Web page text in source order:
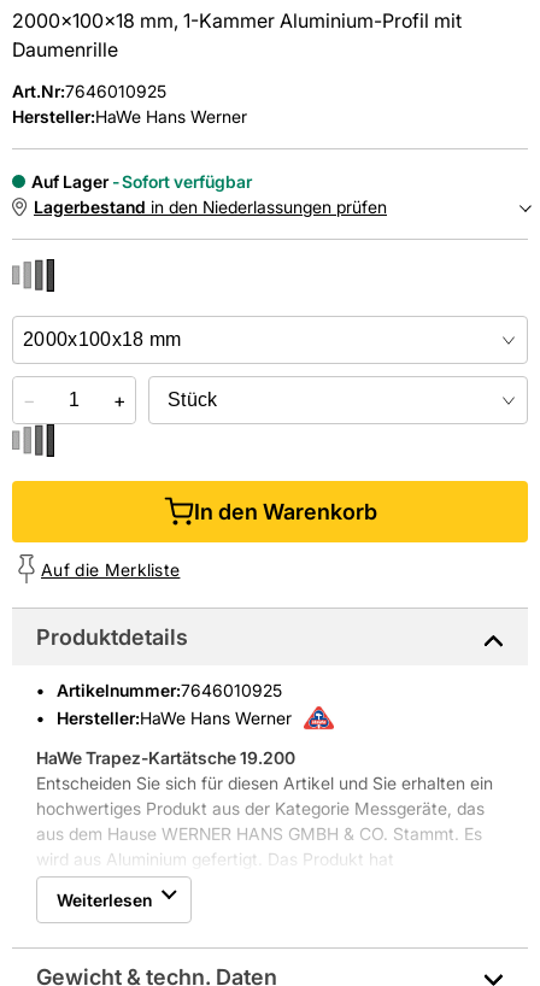
2000x100x18 mm, 1-Kammer Aluminium-Profil mit
Daumenrille
Art.Nr:7646010925
Hersteller:HaWe Hans Werner
Auf Lager
Sofort verfügbar
Lagerbestand in den Niederlassungen prüfen
Online kaufen &
− +
In den Warenkorb
Auf die Merkliste
Produktdetails
Artikelnummer:7646010925
Hersteller:HaWe Hans Werner
HaWe Trapez-Kartätsche 19.200
Entscheiden Sie sich für diesen Artikel und Sie erhalten ein
hochwertiges Produkt aus der Kategorie Messgeräte, das
aus dem Hause WERNER HANS GMBH & CO. Stammt. Es
wird aus Aluminium gefertigt. Das Produkt hat
Abmessungen von 200 cm x 10 cm x 1,8 cm. Die Farbe des
Artikels ist Silber.
Weiterlesen
Gewicht & techn. Daten